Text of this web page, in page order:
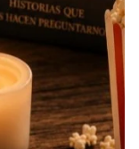
news/2026-
viaje-